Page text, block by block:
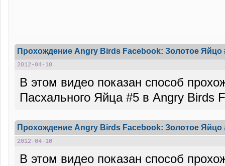
Прохождение Angry Birds Facebook: Золотое Яйцо
2012-04-10
В этом видео показан способ
Пасхального Яйца #5 в Angry Birds
Прохождение Angry Birds Facebook: Золотое Яйцо
2012-04-10
В этом видео показан способ